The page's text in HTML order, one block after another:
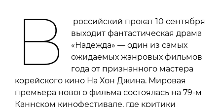
В
российский прокат 10 сентября
выходит фантастическая драма
«Надежда» — один из самых
ожидаемых жанровых фильмов
года от признанного мастера
корейского кино На Хон Джина. Мировая
премьера нового фильма состоялась на 79-м
Каннском кинофестивале, где критики